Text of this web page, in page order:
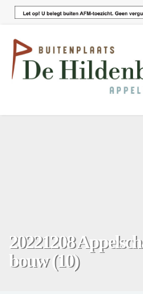
20221208
bouw (10)